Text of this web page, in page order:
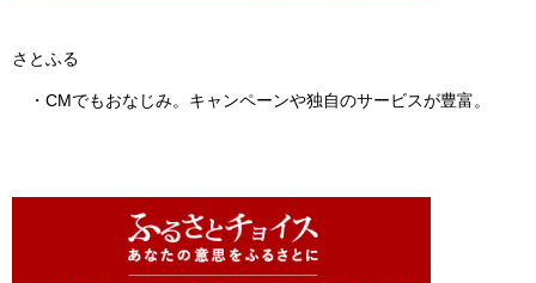
さとふる
・CMでもおなじみ。キャンペーンや独自のサービスが豊富。